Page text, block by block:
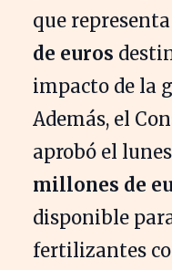
que
de euros
impacto de la
Además, el
aprobó el
millones de
disponible
fertilizantes